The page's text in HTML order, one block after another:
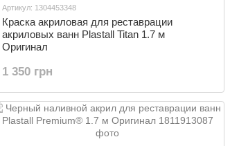
Артикул: 1304453348
Краска акриловая для реставрации
акриловых ванн Plastall Titan 1.7 м
Оригинал
1 350 грн